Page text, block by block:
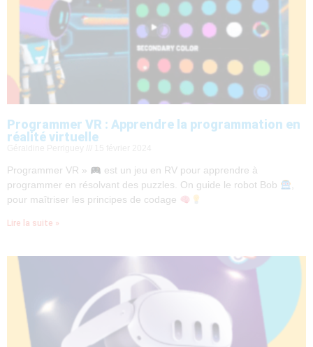
Programmer VR : Apprendre la programmation en
réalité virtuelle
Programmer VR »
est un jeu en RV pour apprendre à
programmer en résolvant des puzzles. On guide le robot Bob
pour maîtriser les principes de codage
Lire la suite »